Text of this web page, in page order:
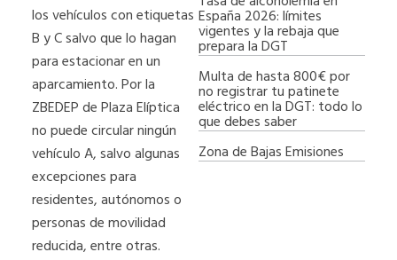
los vehículos con etiquetas
B y C salvo que lo hagan
para estacionar en un
aparcamiento. Por la
ZBEDEP de Plaza Elíptica
no puede circular ningún
vehículo A, salvo algunas
excepciones para
residentes, autónomos o
personas de movilidad
reducida, entre otras.
España 2026: límites
vigentes y la rebaja que
prepara la DGT
Multa de hasta 800€ por
no registrar tu patinete
eléctrico en la DGT: todo lo
que debes saber
Zona de Bajas Emisiones